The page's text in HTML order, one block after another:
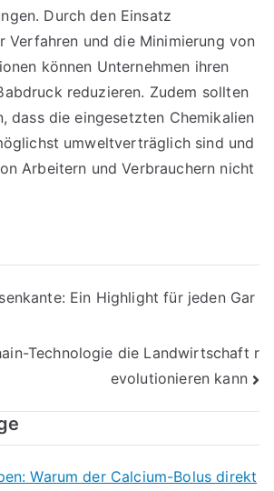
Durch den Einsatz
Verfahren und die Minimierung von
können Unternehmen ihren
reduzieren. Zudem sollten
dass die eingesetzten Chemikalien
umweltverträglich sind und
Arbeitern und Verbrauchern nicht
Ein Highlight für jeden Gar
Technologie die Landwirtschaft r
evolutionieren kann
Warum der Calcium-Bolus direkt